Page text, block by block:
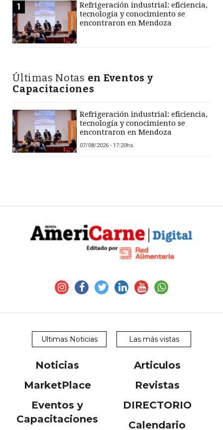
1
Refrigeración industrial: eficiencia,
tecnología y conocimiento se
encontraron en Mendoza
Últimas Notas en Eventos y
Capacitaciones
Refrigeración industrial: eficiencia,
tecnología y conocimiento se
encontraron en Mendoza
07/08/2026 - 17:20hs.
Ultimas Noticias Las más vistas
Noticias
Articulos
MarketPlace
Revistas
Eventos y
Capacitaciones
DIRECTORIO
Calendario